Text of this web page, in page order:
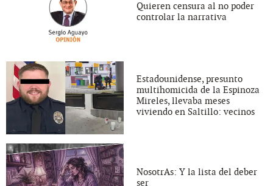
Quieren censura al no poder
controlar la narrativa
Estadounidense, presunto
multihomicida de la Espinoza
Mireles, llevaba meses
viviendo en Saltillo: vecinos
NosotrAs: Y la lista del deber
ser